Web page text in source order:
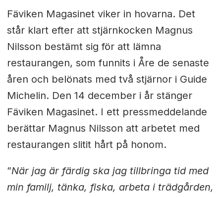
Fäviken Magasinet viker in hovarna. Det
står klart efter att stjärnkocken Magnus
Nilsson bestämt sig för att lämna
restaurangen, som funnits i Åre de senaste
åren och belönats med två stjärnor i Guide
Michelin. Den 14 december i år stänger
Fäviken Magasinet. I ett pressmeddelande
berättar Magnus Nilsson att arbetet med
restaurangen slitit hårt på honom.
”När jag är färdig ska jag tillbringa tid med
min familj, tänka, fiska, arbeta i trädgården,